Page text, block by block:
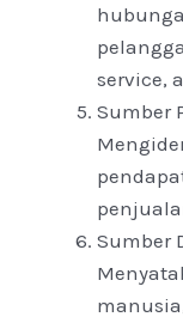
service,
Sumber
Sumber